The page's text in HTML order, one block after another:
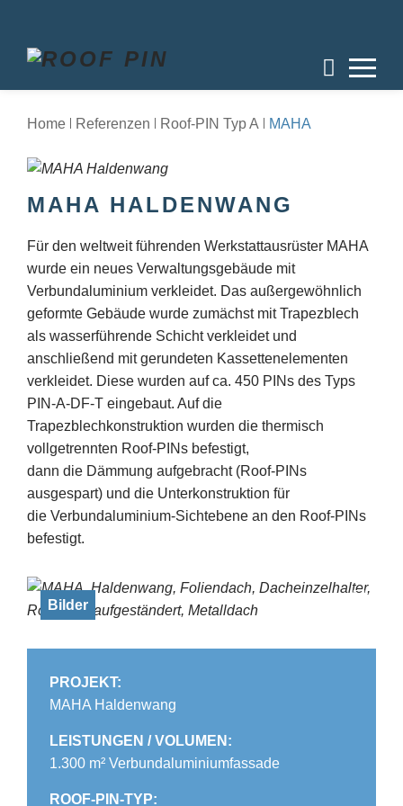
Home Referenzen Roof-PIN Typ A MAHA
MAHA HALDENWANG
Für den weltweit führenden Werkstattausrüster MAHA
wurde ein neues Verwaltungsgebäude mit
Verbundaluminium verkleidet. Das außergewöhnlich
geformte Gebäude wurde zumächst mit Trapezblech
als wasserführende Schicht verkleidet und
anschließend mit gerundeten Kassettenelementen
verkleidet. Diese wurden auf ca. 450 PINs des Typs
PIN-A-DF-T eingebaut. Auf die
Trapezblechkonstruktion wurden die thermisch
vollgetrennten Roof-PINs befestigt,
dann die Dämmung aufgebracht (Roof-PINs
ausgespart) und die Unterkonstruktion für
die Verbundaluminium-Sichtebene an den Roof-PINs
befestigt.
PROJEKT:
MAHA Haldenwang
LEISTUNGEN / VOLUMEN:
1.300 m² Verbundaluminiumfassade
ROOF-PIN-TYP: